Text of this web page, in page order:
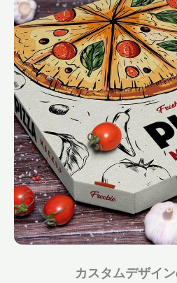
カスタムデザイ